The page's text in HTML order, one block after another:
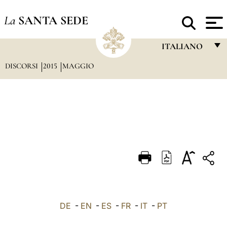
La SANTA SEDE
ITALIANO
DEUTSCH
العربيّة
DISCORSI 2015 MAGGIO
DE - EN - ES - FR - IT - PT